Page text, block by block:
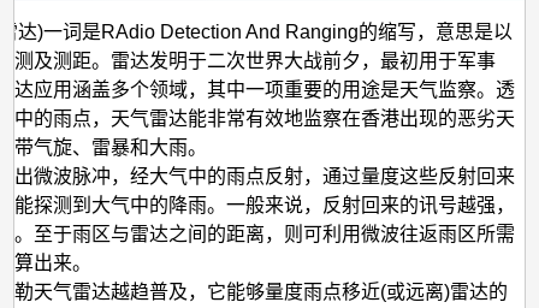
「天
气
雷
达」？
达)一词是RAdio Detection And Ranging的缩写，意思是以
测及测距。雷达发明于二次世界大战前夕，最初用于军事
达应用涵盖多个领域，其中一项重要的用途是天气监察。透
中的雨点，天气雷达能非常有效地监察在香港出现的恶劣天
带气旋、雷暴和大雨。
出微波脉冲，经大气中的雨点反射，通过量度这些反射回来
能探测到大气中的降雨。一般来说，反射回来的讯号越强，
。至于雨区与雷达之间的距离，则可利用微波往返雨区所需
算出来。
勒天气雷达越趋普及，它能够量度雨点移近(或远离)雷达的